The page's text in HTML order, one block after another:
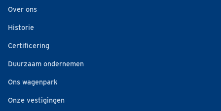
Over ons
Historie
Certificering
Duurzaam ondernemen
Ons wagenpark
Onze vestigingen